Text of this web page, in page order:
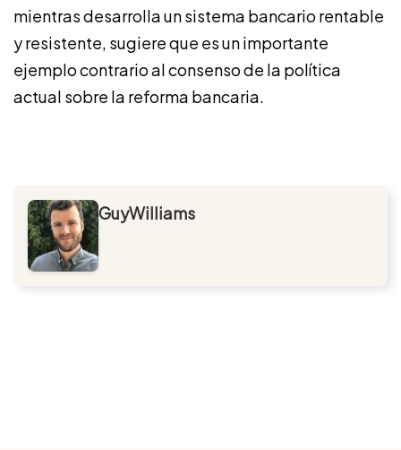
mientras desarrolla un sistema bancario rentable
y resistente, sugiere que es un importante
ejemplo contrario al consenso de la política
actual sobre la reforma bancaria.
GuyWilliams